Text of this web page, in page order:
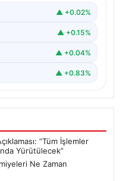
bayram
▲ +0.02%
▲ +0.15%
▲ +0.04%
▲ +0.83%
“Tüm İşlemler
Yürütülecek”
Ne Zaman